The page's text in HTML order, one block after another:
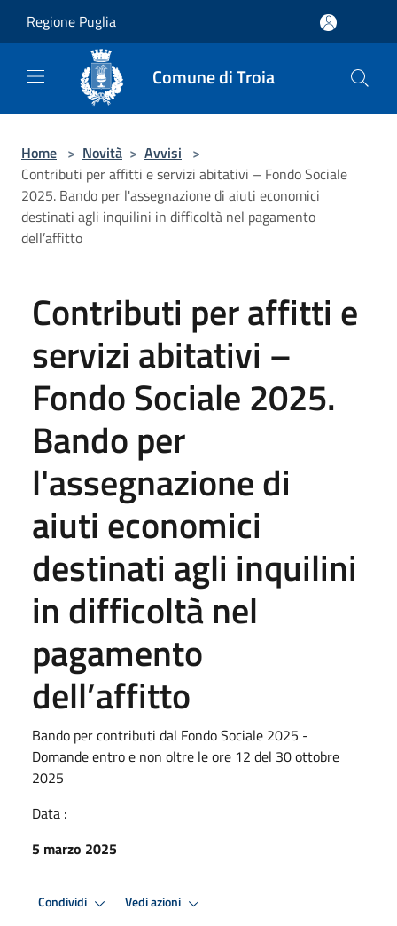
Regione Puglia
Comune di Troia
Home > Novità > Avvisi >
Contributi per affitti e servizi abitativi – Fondo Sociale
2025. Bando per l'assegnazione di aiuti economici
destinati agli inquilini in difficoltà nel pagamento
dell’affitto
Contributi per affitti e
servizi abitativi –
Fondo Sociale 2025.
Bando per
l'assegnazione di
aiuti economici
destinati agli inquilini
in difficoltà nel
pagamento
dell’affitto
Bando per contributi dal Fondo Sociale 2025 -
Domande entro e non oltre le ore 12 del 30 ottobre
2025
Data :
5 marzo 2025
Condividi Vedi azioni